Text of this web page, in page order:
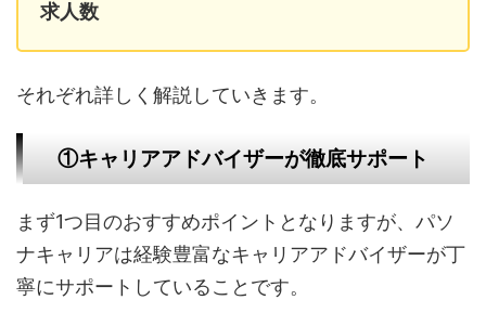
求人数
それぞれ詳しく解説していきます。
①キャリアアドバイザーが徹底サポート
まず1つ目のおすすめポイントとなりますが、パソ
ナキャリアは経験豊富なキャリアアドバイザーが丁
寧にサポートしていることです。